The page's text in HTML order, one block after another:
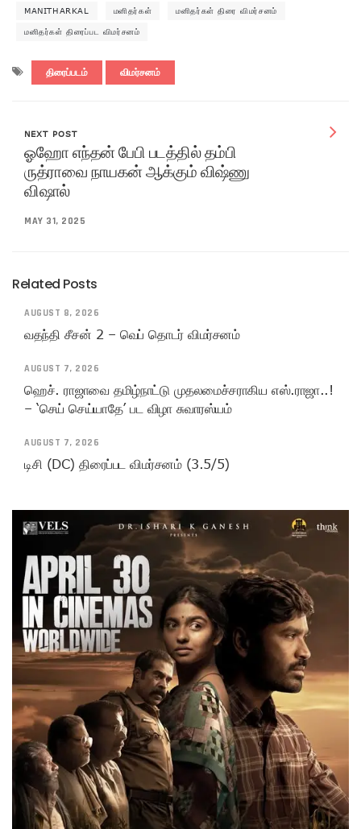
MANITHARKAL மனிதர்கள் மனிதர்கள் திரை விமர்சனம்
மனிதர்கள் திரைப்பட விமர்சனம்
திரைப்படம் விமர்சனம்
NEXT POST
ஓஹோ எந்தன் பேபி படத்தில் தம்பி
ருத்ராவை நாயகன் ஆக்கும் விஷ்ணு
விஷால்
MAY 31, 2025
Related Posts
AUGUST 8, 2026
வதந்தி சீசன் 2 – வெப் தொடர் விமர்சனம்
AUGUST 7, 2026
ஹெச். ராஜாவை தமிழ்நாட்டு முதலமைச்சராகிய எஸ்.ராஜா..!
– ‘செய் செய்யாதே’ பட விழா சுவாரஸ்யம்
AUGUST 7, 2026
டிசி (DC) திரைப்பட விமர்சனம் (3.5/5)